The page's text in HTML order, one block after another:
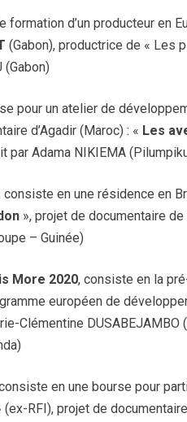
formation d’un producteur en
(Gabon), productrice de « Les
pour un atelier de
d’Agadir (Maroc) : « Les
par Adama NIKIEMA
consiste en une résidence en
», projet de documentaire
– Guinée)
More 2020, consiste en la
européen de
Clémentine DUSABEJAMBO
en une bourse pour
(ex-RFI), projet de